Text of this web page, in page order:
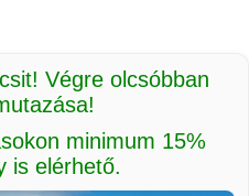
Végre olcsóbban
minimum 15%
is elérhető.